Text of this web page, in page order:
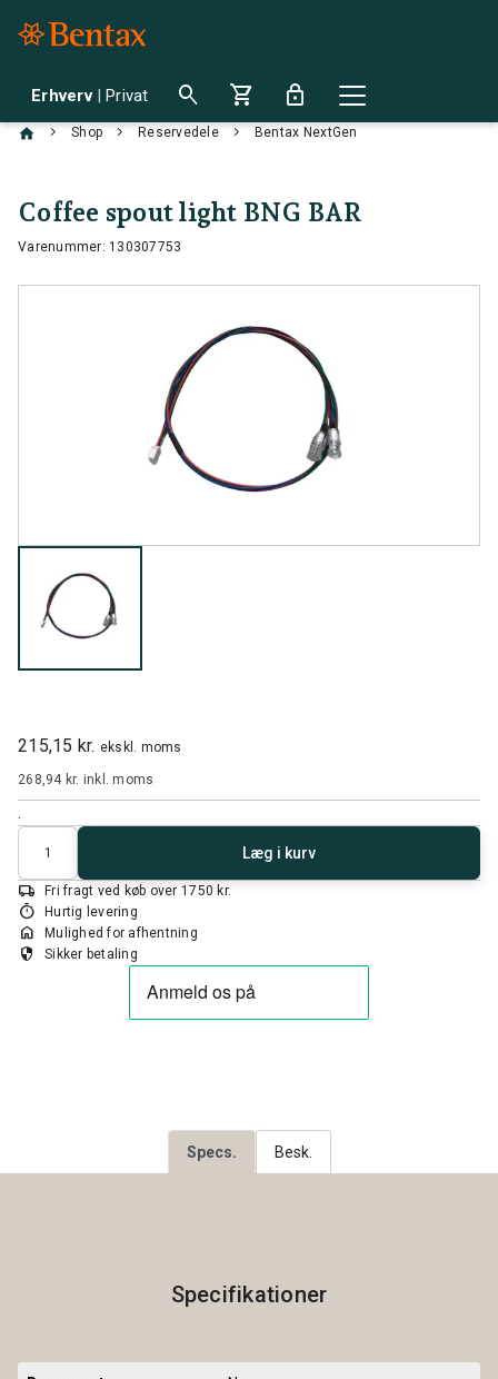
Erhverv | Privat search shopping_cart lock
chevron_right Shop chevron_right Reservedele chevron_right Bentax NextGen
Coffee spout light BNG BAR
Varenummer: 130307753
215,15 kr. ekskl. moms
268,94 kr. inkl. moms
Antal
Læg i kurv
local_shipping Fri fragt ved køb over 1750 kr.
timer Hurtig levering
home Mulighed for afhentning
security Sikker betaling
Specs. Besk.
Specifikationer